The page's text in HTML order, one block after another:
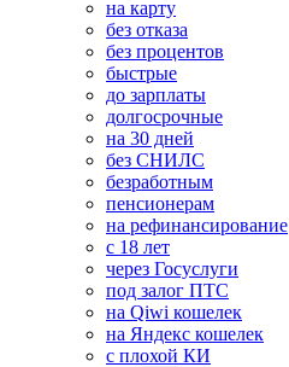
на карту
без отказа
без процентов
быстрые
до зарплаты
долгосрочные
на 30 дней
без СНИЛС
безработным
пенсионерам
на рефинансирование
с 18 лет
через Госуслуги
под залог ПТС
на Qiwi кошелек
на Яндекс кошелек
с плохой КИ